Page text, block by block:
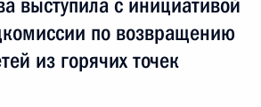
выступила с инициативой
по возвращению
из горячих точек